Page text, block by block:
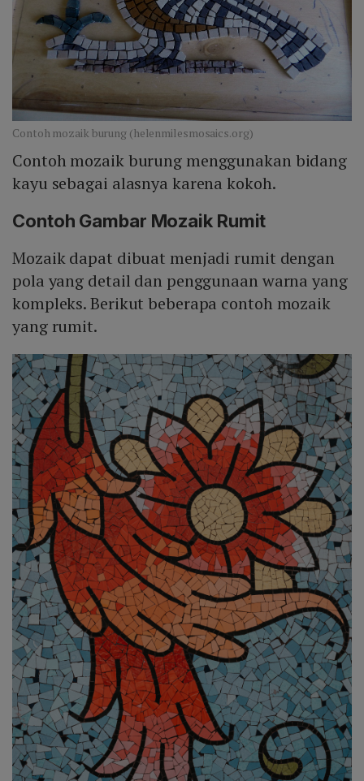
Contoh mozaik burung (helenmilesmosaics.org)
Contoh mozaik burung menggunakan bidang
kayu sebagai alasnya karena kokoh.
Contoh Gambar Mozaik Rumit
Mozaik dapat dibuat menjadi rumit dengan
pola yang detail dan penggunaan warna yang
kompleks. Berikut beberapa contoh mozaik
yang rumit.